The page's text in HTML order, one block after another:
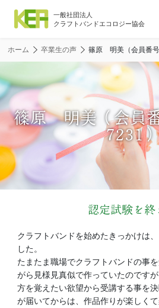
ホーム 卒業生の声 篠原 明美（会員番
篠原 明美（会員
7231
認定試験を終
クラフトバンドを始めたきっかけは
した。
たまたま職場でクラフトバンドの事
がら見様見真似で作っていたのです
方を覚えたい欲望から受講する事を
が届いてからは、作品作りが楽しく